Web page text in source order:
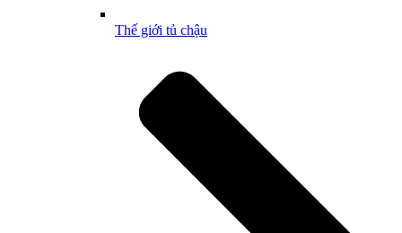
Thế giới tủ chậu